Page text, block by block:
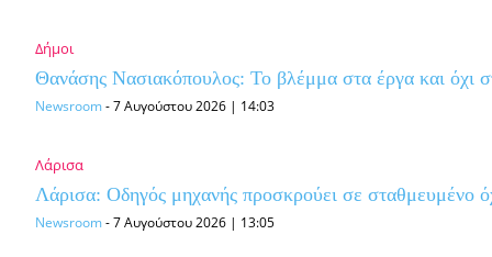
Δήμοι
Θανάσης Νασιακόπουλος: Το βλέμμα στα έργα και όχι
Newsroom-7 Αυγούστου 2026 | 14:03
Λάρισα
Λάρισα: Οδηγός μηχανής προσκρούει σε σταθμευμένο
Newsroom-7 Αυγούστου 2026 | 13:05